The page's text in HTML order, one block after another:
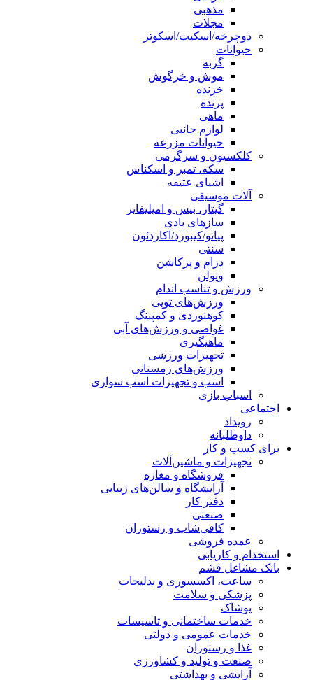
مذهبی
مجلات
دوچرخه/اسکیت/اسکوتر
حیوانات
گربه
موش و خرگوش
خزنده
پرنده
ماهی
لوازم جانبی
حیوانات مزرعه
کلکسیون و سرگرمی
سکه، تمبر و اسکناس
اشیای عتیقه
آلات موسیقی
گیتار، بیس و امپلیفایر
سازهای بادی
پیانو/کیبورد/آکاردئون
سنتی
درام و پرکاشن
ویولن
ورزش و تناسب اندام
ورزش‌های توپی
کوهنوردی و کمپینگ
غواصی و ورزش‌های آبی
ماهیگیری
تجهیزات ورزشی
ورزش‌های زمستانی
اسب و تجهیزات اسب سواری
اسباب‌ بازی
اجتماعی
رویداد
داوطلبانه
برای کسب و کار
تجهیزات و ماشین‌آلات
فروشگاه و مغازه
آرایشگاه و سالن‌های زیبایی
دفتر کار
صنعتی
کافی‌شاپ و رستوران
عمده فروشی
استخدام و کاریابی
بانک مشاغل قشم
ساعت، اکسسوری و بدلیجات
پزشکی و سلامت
پوشاک
خدمات ساختمانی و تاسیسات
خدمات عمومی و دولتی
غذا و رستوران
صنعت و تولید و کشاورزی
آرایشی و بهداشتی